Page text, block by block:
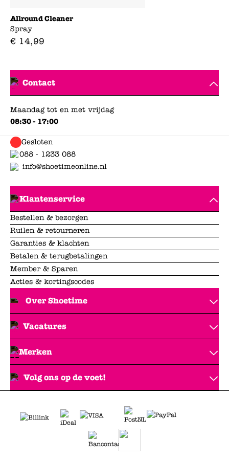
Allround Cleaner
Spray
€ 14,99
Contact
Maandag tot en met vrijdag
08:30 - 17:00
Gesloten
088 - 1233 088
info@shoetimeonline.nl
Klantenservice
Bestellen & bezorgen
Ruilen & retourneren
Garanties & klachten
Betalen & terugbetalingen
Member & Sparen
Acties & kortingscodes
Over Shoetime
Vacatures
Merken
Volg ons op de voet!